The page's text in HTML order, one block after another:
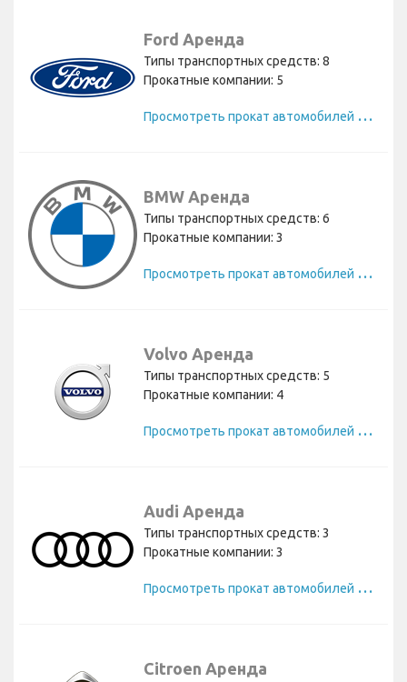
Ford Аренда
Типы транспортных средств: 8
Прокатные компании: 5
П
росмотреть прокат автомобилей Ford
BMW Аренда
Типы транспортных средств: 6
Прокатные компании: 3
П
росмотреть прокат автомобилей BMW
Volvo Аренда
Типы транспортных средств: 5
Прокатные компании: 4
П
росмотреть прокат автомобилей Volvo
Audi Аренда
Типы транспортных средств: 3
Прокатные компании: 3
П
росмотреть прокат автомобилей Audi
Citroen Аренда